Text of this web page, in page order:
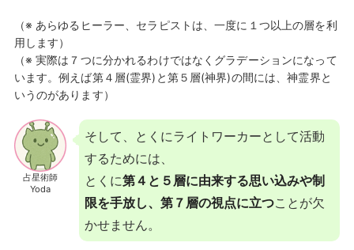
（※ あらゆるヒーラー、セラピストは、一度に１つ以上の層を利
用します）
（※ 実際は７つに分かれるわけではなくグラデーションになって
います。例えば第４層(霊界)と第５層(神界)の間には、神霊界と
いうのがあります）
占星術師
Yoda
そして、とくにライトワーカーとして活動
するためには、
とくに第４と５層に由来する思い込みや制
限を手放し、第７層の視点に立つことが欠
かせません。